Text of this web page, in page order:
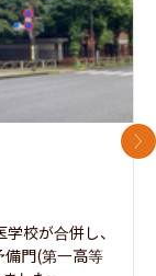
校が合併し、
門(第一高等
次